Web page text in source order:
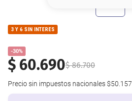
3 Y 6 SIN INTERES
-30%
$ 60.690$ 86.700
Precio sin impuestos nacionales $50.157
9. nyx
10. cher